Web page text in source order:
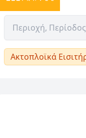
Ακτοπλοϊκά